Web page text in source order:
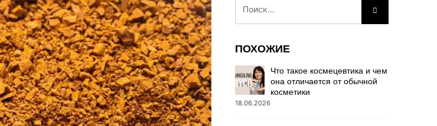
ПОХОЖИЕ
Что такое космецевтика и чем
она отличается от обычной
косметики
18.06.2026